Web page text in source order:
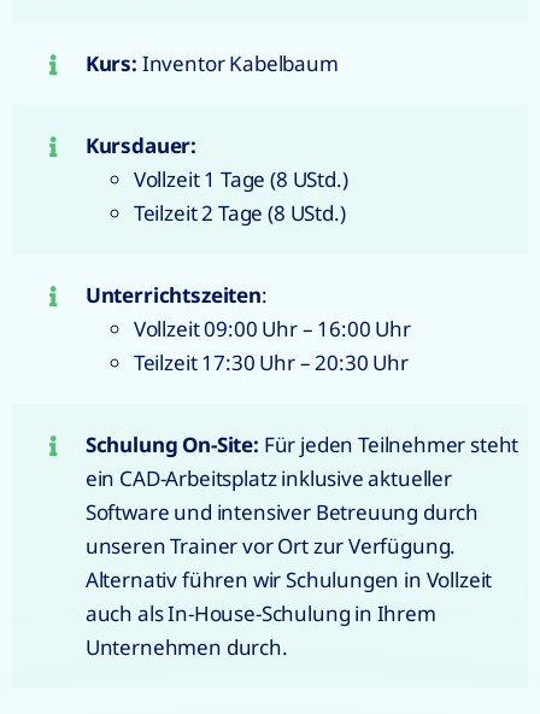
Kurs: Inventor Kabelbaum
Kursdauer:
Vollzeit 1 Tage (8 UStd.)
Teilzeit 2 Tage (8 UStd.)
Unterrichtszeiten:
Vollzeit 09:00 Uhr – 16:00 Uhr
Teilzeit 17:30 Uhr – 20:30 Uhr
Schulung On-Site: Für jeden Teilnehmer steht
ein CAD-Arbeitsplatz inklusive aktueller
Software und intensiver Betreuung durch
unseren Trainer vor Ort zur Verfügung.
Alternativ führen wir Schulungen in Vollzeit
auch als In-House-Schulung in Ihrem
Unternehmen durch.